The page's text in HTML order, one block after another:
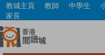
Skip
main
content
教城主頁 教師 中學生
家長